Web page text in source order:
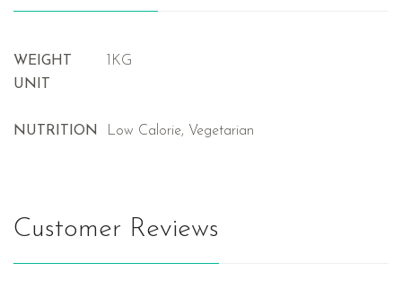
WEIGHT
UNIT
1KG
NUTRITION Low Calorie, Vegetarian
Customer Reviews